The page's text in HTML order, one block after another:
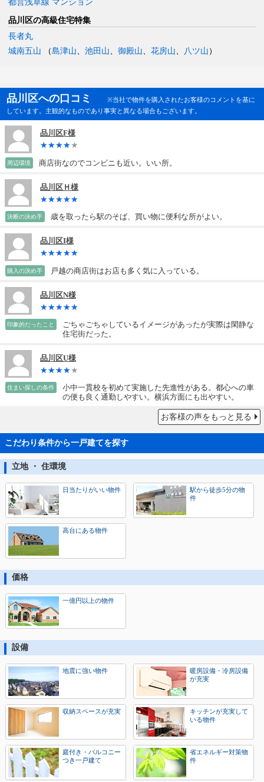
都営浅草線 マンション
品川区の高級住宅特集
長者丸
城南五山 （島津山、 池田山、 御殿山、 花房山、 八ツ山 ）
品川区への口コミ
※当社で物件を購入されたお客様のコメントを基に
しています。主観的なものであり事実と異なる場合もございます。
品川区F様
周辺環境 商店街なのでコンビニも近い。いい所。
品川区Ｈ様
決断の決め手 歳を取ったら駅のそば、買い物に便利な所がよい。
品川区I様
購入の決め手 戸越の商店街はお店も多く気に入っている。
品川区N様
印象的だったこと
ごちゃごちゃしているイメージがあったが実際は閑静な
住宅街だった。
品川区U様
住まい探しの条件
小中一貫校を初めて実施した先進性がある。都心への車
の便も良く通勤しやすい。横浜方面にも出やすい。
お客様の声をもっと見る
こだわり条件から一戸建てを探す
立地 ・ 住環境
日当たりがいい物件
駅から徒歩5分の物
件
高台にある物件
価格
一億円以上の物件
設備
地震に強い物件
暖房設備・冷房設備
が充実
収納スペースが充実
キッチンが充実して
いる物件
庭付き・バルコニー
つき一戸建て
省エネルギー対策物
件